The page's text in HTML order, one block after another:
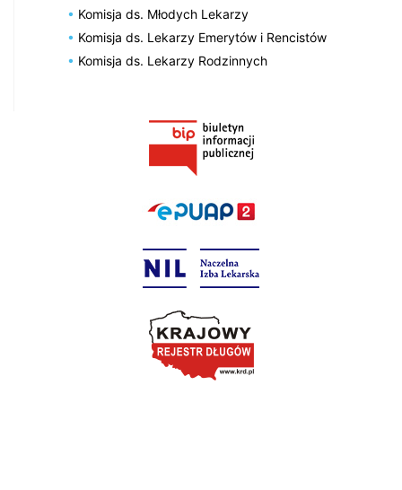
Komisja ds. Młodych Lekarzy
Komisja ds. Lekarzy Emerytów i Rencistów
Komisja ds. Lekarzy Rodzinnych